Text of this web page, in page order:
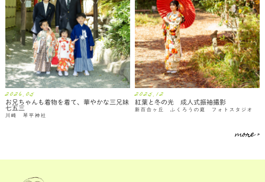
2026.05
お兄ちゃんも着物を着て、華やかな三兄妹
七五三
川崎 琴平神社
2025.12
紅葉と冬の光 成人式振袖撮影
新百合ヶ丘 ふくろうの庭 フォトスタジオ
more >